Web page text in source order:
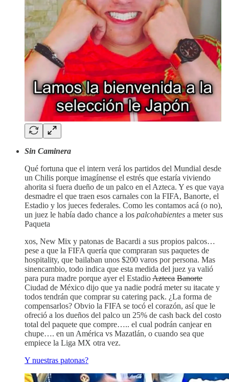
Sin Caminera
Qué fortuna que el intern verá los partidos del Mundial desde
un Chilis porque imagínense el estrés que estaría viviendo
ahorita si fuera dueño de un palco en el Azteca. Y es que vaya
desmadre el que traen esos carnales con la FIFA, Banorte, el
Estadio y los jueces federales. Como les contamos acá (o no),
un juez le había dado chance a los palcohabientes a meter sus
Paqueta
xos, New Mix y patonas de Bacardi a sus propios palcos…
pese a que la FIFA quería que compraran sus paquetes de
hospitality, que bailaban unos $200 varos por persona. Mas
sinencambio, todo indica que esta medida del juez ya valió
para pura madre porque ayer el EstadioAzteca Banorte
Ciudad de México dijo que ya nadie podrá meter su itacate y
todos tendrán que comprar su catering pack. ¿La forma de
compensarlos? Obvio la FIFA se tocó el corazón, así que le
ofreció a los dueños del palco un 25% de cash back del costo
total del paquete que compre….. el cual podrán canjear en
chupe…. en un América vs Mazatlán, o cuando sea que
empiece la Liga MX otra vez.
Y nuestras patonas?